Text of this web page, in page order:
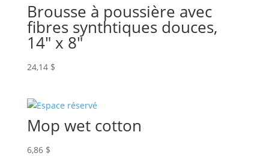
Brousse à poussière avec
fibres synthtiques douces,
14″ x 8″
24,14 $
Mop wet cotton
6,86 $